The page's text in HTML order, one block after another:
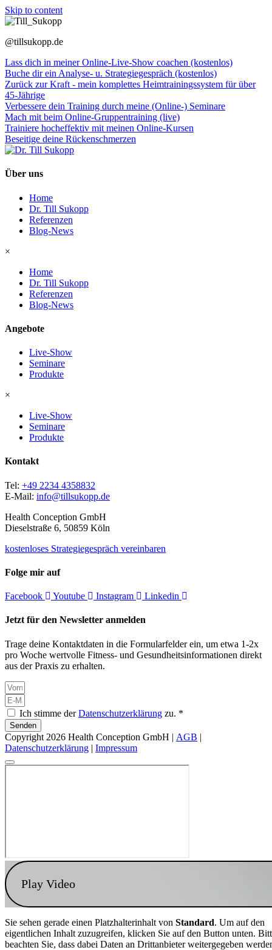
Skip to content
@tillsukopp.de
Lass dich in meiner Online-Live-Show coachen (kostenlos)
Buche dir ein Analyse- u. Strategiegespräch (kostenlos)
Zurück zur Kraft - mein komplettes Heimtrainingssystem für über
45-Jährige
Verbessere dein Training durch meine (Online-) Seminare
Mach mit beim Online-Gruppentraining (live)
Trainiere hocheffektiv mit meinen Online-Kursen
Beseitige deine Rückenschmerzen
Über uns
Home
Dr. Till Sukopp
Referenzen
Blog-News
×
Home
Dr. Till Sukopp
Referenzen
Blog-News
Angebote
Live-Show
Seminare
Produkte
×
Live-Show
Seminare
Produkte
Kontakt
Tel: +49 2234 4358832
E-Mail: info@tillsukopp.de
Health Conception GmbH
Dieselstraße 6, 50859 Köln
kostenloses Strategiegespräch vereinbaren
Folge mir auf
Facebook Youtube Instagram Linkedin
Jetzt für den Newsletter anmelden
Trage deine Kontaktdaten in die Formularfelder ein, um etwa 1-2x
pro Woche wertvolle Fitness- und Gesundheitsinformationen direkt
aus der Praxis zu erhalten.
Ich stimme derDatenschutzerklärung zu. *
Senden
Copyright 2026 Health Conception GmbH | AGB |
Datenschutzerklärung | Impressum
Play Video
Sie sehen gerade einen Platzhalterinhalt von Standard. Um auf den
eigentlichen Inhalt zuzugreifen, klicken Sie auf den Button unten.
beachten Sie, dass dabei Daten an Drittanbieter weitergegeben